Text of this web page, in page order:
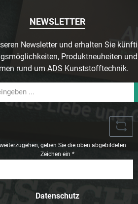
NEWSLETTER
Newsletter und erhalten Sie
Produktneuheiten
rund um ADS Kunststofftechnik.
geben Sie die oben abgebildeten
Zeichen ein *
Datenschutz